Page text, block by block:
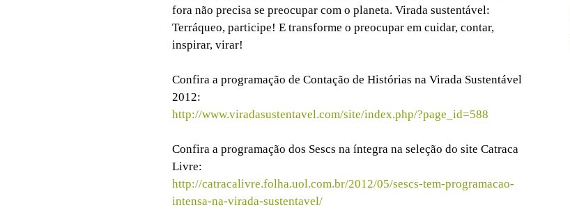
fora não precisa se preocupar com o planeta. Virada sustentável:
Terráqueo, participe! E transforme o preocupar em cuidar, contar,
inspirar, virar!
Confira a programação de Contação de Histórias na Virada Sustentável
2012:
http://www.viradasustentavel.com/site/index.php/?page_id=588
Confira a programação dos Sescs na íntegra na seleção do site Catraca
Livre:
http://catracalivre.folha.uol.com.br/2012/05/sescs-tem-programacao-
intensa-na-virada-sustentavel/